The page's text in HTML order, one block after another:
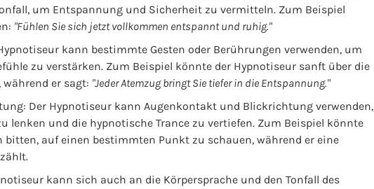
um Entspannung und Sicherheit zu vermitteln. Zum Beispiel
"Fühlen Sie sich jetzt vollkommen entspannt und ruhig."
kann bestimmte Gesten oder Berührungen verwenden, um
zu verstärken. Zum Beispiel könnte der Hypnotiseur sanft über die
er sagt: "Jeder Atemzug bringt Sie tiefer in die Entspannung."
Der Hypnotiseur kann Augenkontakt und Blickrichtung verwenden,
lenken und die hypnotische Trance zu vertiefen. Zum Beispiel könnte
bitten, auf einen bestimmten Punkt zu schauen, während er eine
kann sich auch an die Körpersprache und den Tonfall des